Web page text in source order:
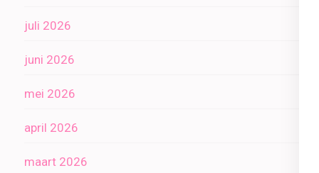
juli 2026
juni 2026
mei 2026
april 2026
maart 2026